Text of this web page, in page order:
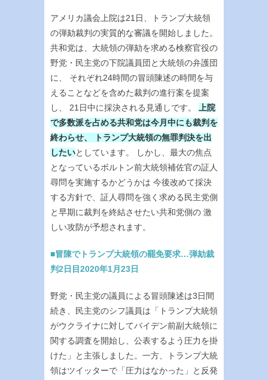
アメリカ議会上院は21日、トランプ大統領
の弾劾裁判の実質的な審議を開始しました。
共和党は、大統領の弾劾を求める検察官役の
野党・民主党の下院議員団と大統領の弁護団
に、 それぞれ24時間の冒頭陳述の時間を与
えることなどを含めた裁判の進行案を提案
し、 21日中に採決される見通しです。 上院
で多数派を占める共和党は今月中にも裁判を
終わらせ、 トランプ大統領の無罪判決を出
したいとしています。 しかし、最大の焦点
となっているボルトン前大統領補佐官の証人
尋問を実施するかどうかは 今後改めて採決
する方針で、証人尋問を強く求める民主党側
と早期に裁判を終結させたい共和党側の 激
しい攻防が予想されます。
■冒陳でトランプ大統領の罷免要求…弾劾裁
判2日目2020年1月23日
野党・民主党の議員による冒頭陳述は3日間
続き、民主党のシフ議員は「トランプ大統領
がウクライナに対してバイデン前副大統領に
関する調査を開始し、公表するよう圧力を掛
けた」と主張しました。一方、トランプ大統
領はツイッターで「圧力はなかった」と反発